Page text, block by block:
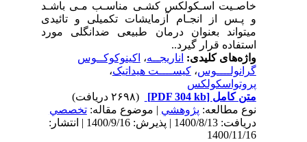
خاصـیت اسـکولکس کشـی مناسـب مـی باشـد
و پـس از انجـام آزمایشات تکمیلی و تائیدی
میتواند بعنوان درمان طبیعی ضدانگلی مورد
استفاده قرار گیرد..
واژه‌های کلیدی:اناریجــه ،اکینوکوکــوس
گرانولــــوس،کیســــت هیداتیک،
پروتواسکولکس
متن کامل[PDF 304 kb]
(۲۶۹۸ دریافت)
نوع مطالعه:پژوهشي| موضوع مقاله:تخصصي
دریافت: 1400/8/13 | پذیرش: 1400/9/16 | انتشار:
1400/11/16